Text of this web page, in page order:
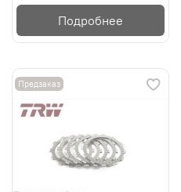
Подробнее
Предзаказ